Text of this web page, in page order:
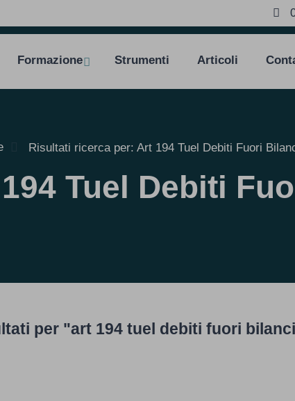
Formazione Strumenti Articoli
Risultati ricerca per: Art 194 Tuel Debiti Fuori
Tuel Debiti
per "art 194 tuel debiti fuori